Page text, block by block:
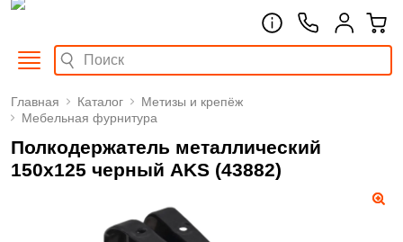
Главная Каталог
Метизы и крепёж
Мебельная фурнитура
Полкодержатель металлический
150x125 черный AKS (43882)